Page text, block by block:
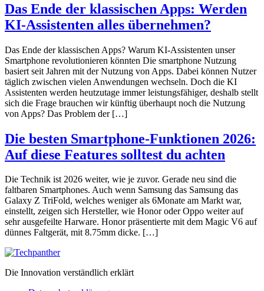
Das Ende der klassischen Apps: Werden
KI-Assistenten alles übernehmen?
Das Ende der klassischen Apps? Warum KI-Assistenten unser
Smartphone revolutionieren könnten Die smartphone Nutzung
basiert seit Jahren mit der Nutzung von Apps. Dabei können Nutzer
täglich zwischen vielen Anwendungen wechseln. Doch die KI
Assistenten werden heutzutage immer leistungsfähiger, deshalb stellt
sich die Frage brauchen wir künftig überhaupt noch die Nutzung
von Apps? Das Problem der […]
Die besten Smartphone-Funktionen 2026:
Auf diese Features solltest du achten
Die Technik ist 2026 weiter, wie je zuvor. Gerade neu sind die
faltbaren Smartphones. Auch wenn Samsung das Samsung das
Galaxy Z TriFold, welches weniger als 6Monate am Markt war,
einstellt, zeigen sich Hersteller, wie Honor oder Oppo weiter auf
sehr ausgefeilte Harware. Honor präsentierte mit dem Magic V6 auf
dünnes Faltgerät, mit 8.75mm dicke. […]
Die Innovation verständlich erklärt